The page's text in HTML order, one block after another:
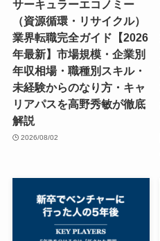
サーキュラーエコノミー
（資源循環・リサイクル）
業界転職完全ガイド【2026
年最新】市場規模・企業別
年収相場・職種別スキル・
未経験からのなり方・キャ
リアパスを高野秀敏が徹底
解説
2026/08/02